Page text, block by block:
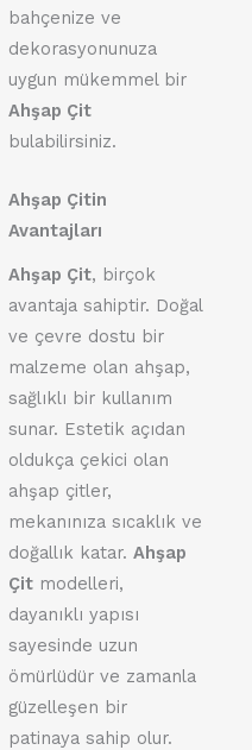
bahçenize ve
dekorasyonunuza
uygun mükemmel bir
Ahşap Çit
bulabilirsiniz.
Ahşap Çitin
Avantajları
Ahşap Çit, birçok
avantaja sahiptir. Doğal
ve çevre dostu bir
malzeme olan ahşap,
sağlıklı bir kullanım
sunar. Estetik açıdan
oldukça çekici olan
ahşap çitler,
mekanınıza sıcaklık ve
doğallık katar. Ahşap
Çitmodelleri,
dayanıklı yapısı
sayesinde uzun
ömürlüdür ve zamanla
güzelleşen bir
patinaya sahip olur.